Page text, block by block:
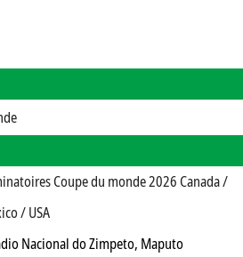
Coupe du monde 2026 Canada /
/ USA
Nacional do Zimpeto, Maputo